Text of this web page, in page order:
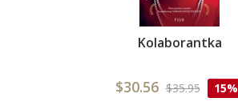
Kolaborantka
$30.56 $35.95 15%